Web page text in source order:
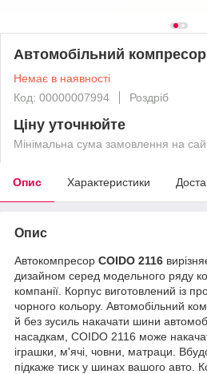
Автомобільний компресор
Немає в наявності
Код: 00000007994
Роздріб
Ціну уточнюйте
Мінімальна сума замовлення на
Опис Характеристики
Опис
Автокомпресор COIDO 2116
дизайном серед модельного ряду
компанії. Корпус виготовлений із
чорного кольору. Автомобільний
й без зусиль накачати шини
насадкам, COIDO 2116 може
іграшки, м'ячі, човни, матраци.
підкаже тиск у шинах вашого авто.